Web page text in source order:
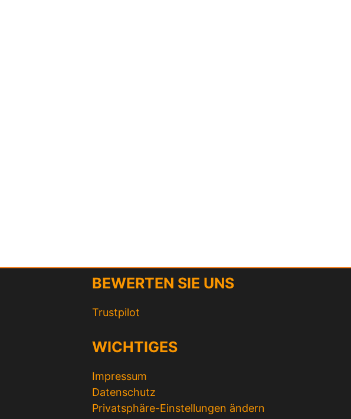
BEWERTEN SIE UNS
Trustpilot
WICHTIGES
Impressum
Datenschutz
Privatsphäre-Einstellungen ändern